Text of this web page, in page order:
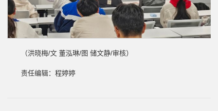
（洪晓梅/文 董泓琳/图 储文静/审核）
责任编辑：程婷婷